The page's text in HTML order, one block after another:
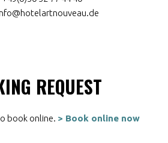
REQUEST
book online. > Book online now